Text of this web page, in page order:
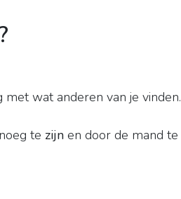
met wat anderen van je vinden.
te zijn en door de mand te